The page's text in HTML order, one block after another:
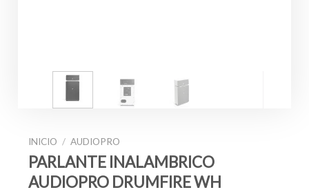
INICIO / AUDIOPRO
PARLANTE INALAMBRICO
AUDIOPRO DRUMFIRE WH